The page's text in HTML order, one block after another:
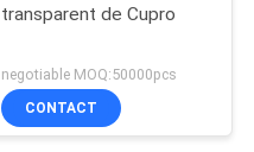
transparent de Cupro
negotiable MOQ:50000pcs
CONTACT